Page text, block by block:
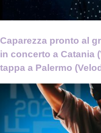
Caparezza pronto al
in concerto a Catania
tappa a Palermo